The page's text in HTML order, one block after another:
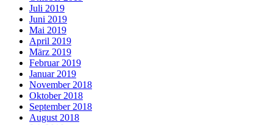
Juli 2019
Juni 2019
Mai 2019
April 2019
März 2019
Februar 2019
Januar 2019
November 2018
Oktober 2018
September 2018
August 2018